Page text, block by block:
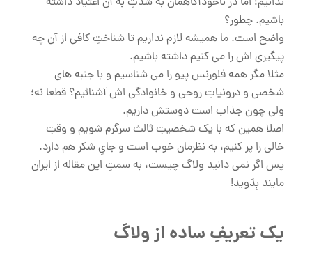
باشیم. چطور؟
واضح است. ما همیشه لازم نداریم تا شناختِ کافی از آن چه
پیگیری اش را می کنیم داشته باشیم.
مثلا مگر همه فلورنس پیو را می شناسیم و با جنبه های
شخصی و درونیاتِ روحی و خانوادگی اش آشنائیم؟ قطعا نه؛
ولی چون جذاب است دوستش داریم.
اصلا همین که با یک شخصیتِ ثالث سرگرم شویم و وقتِ
خالی را پر کنیم، به نظرمان خوب است و جایِ شکر هم دارد.
پس اگر نمی دانید ولاگ چیست، به سمتِ این مقاله از ایران
مایند بِدَوید!
یک تعریفِ ساده از ولاگ